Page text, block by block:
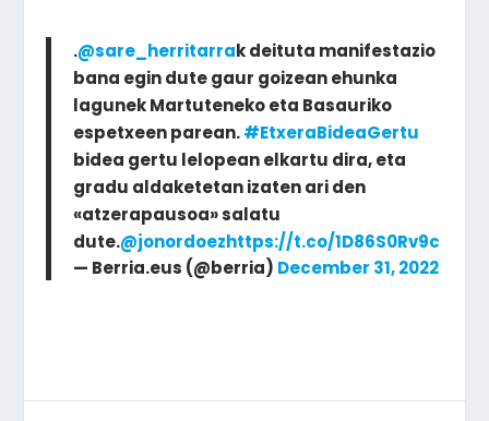
.@sare_herritarra​k deituta manifestazio
bana egin dute gaur goizean ehunka
lagunek Martuteneko eta Basauriko
espetxeen parean.#EtxeraBideaGertu
bidea gertu lelopean elkartu dira, eta
gradu aldaketetan izaten ari den
«atzerapausoa» salatu
dute.@jonordoezhttps://t.co/1D86S0Rv9c
— Berria.eus (@berria) December 31, 2022